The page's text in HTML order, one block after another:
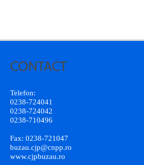
Telefon:
0238-724041
0238-724042
0238-710496
Fax: 0238-721047
buzau.cjp@cnpp.ro
www.cjpbuzau.ro